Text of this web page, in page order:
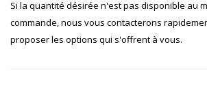
Si la quantité désirée n'est pas disponible au
commande, nous vous contacterons
proposer les options qui s'offrent à vous.